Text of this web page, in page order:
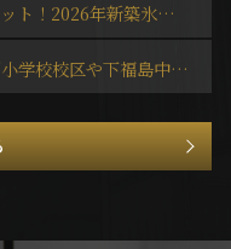
筋本町レジデンス
上記をクリック↑
な内装が魅力
イン内見可能です！
こちくら郊外で叶える家探しのメリット！2026年新築氷河期の30代ファミリー不動産予算術
福島区は子育てしやすい街か？玉川小学校校区や下福島中学校周辺でファミリー向け3LDK賃貸を探すポイント